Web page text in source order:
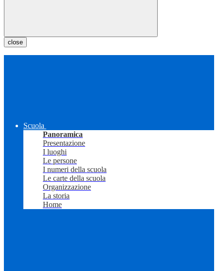
close
Scuola
Panoramica
Presentazione
I luoghi
Le persone
I numeri della scuola
Le carte della scuola
Organizzazione
La storia
Home